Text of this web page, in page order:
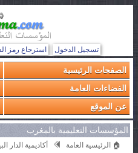
تسجيل الدخول استرجاع رمز
الصفحات الرئيسية
الفضاءات العامة
عن الموقع
المؤسسات التعليمية بالمغرب
🏠 الرئيسية العامة أكاديمية الدار